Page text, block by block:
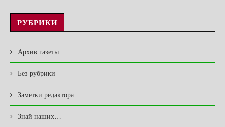
РУБРИКИ
Архив газеты
Без рубрики
Заметки редактора
Знай наших…